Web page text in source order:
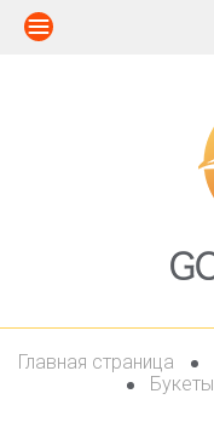
Главная страница
Букеты